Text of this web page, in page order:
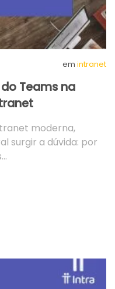
em intranet
Teams na
moderna,
surgir a dúvida: por